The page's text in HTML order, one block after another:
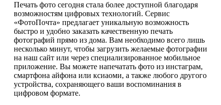
Печать фото сегодня стала более доступной благодаря
возможностям цифровых технологий. Сервис
«ФотоПочта» предлагает уникальную возможность
быстро и удобно заказать качественную печать
фотографий прямо из дома. Вам необходимо всего лишь
несколько минут, чтобы загрузить желаемые фотографии
на наш сайт или через специализированное мобильное
приложение. Вы можете напечатать фото из инстаграм,
смартфона айфона или ксиаоми, а также любого другого
устройства, сохраняющего ваши воспоминания в
цифровом формате.